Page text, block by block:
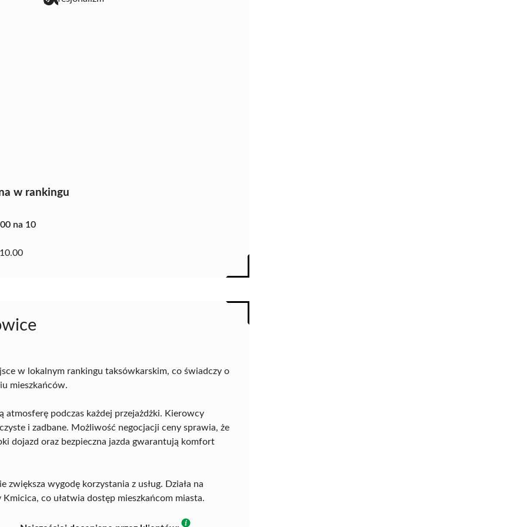
w rankingu
na 10
10.00
w lokalnym rankingu taksówkarskim, co świadczy o
mieszkańców.
atmosferę podczas każdej przejażdżki. Kierowcy
i zadbane. Możliwość negocjacji ceny sprawia, że
dojazd oraz bezpieczna jazda gwarantują komfort
wygodę korzystania z usług. Działa na
co ułatwia dostęp mieszkańcom miasta.